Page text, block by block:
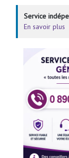
Service
En savoir plus